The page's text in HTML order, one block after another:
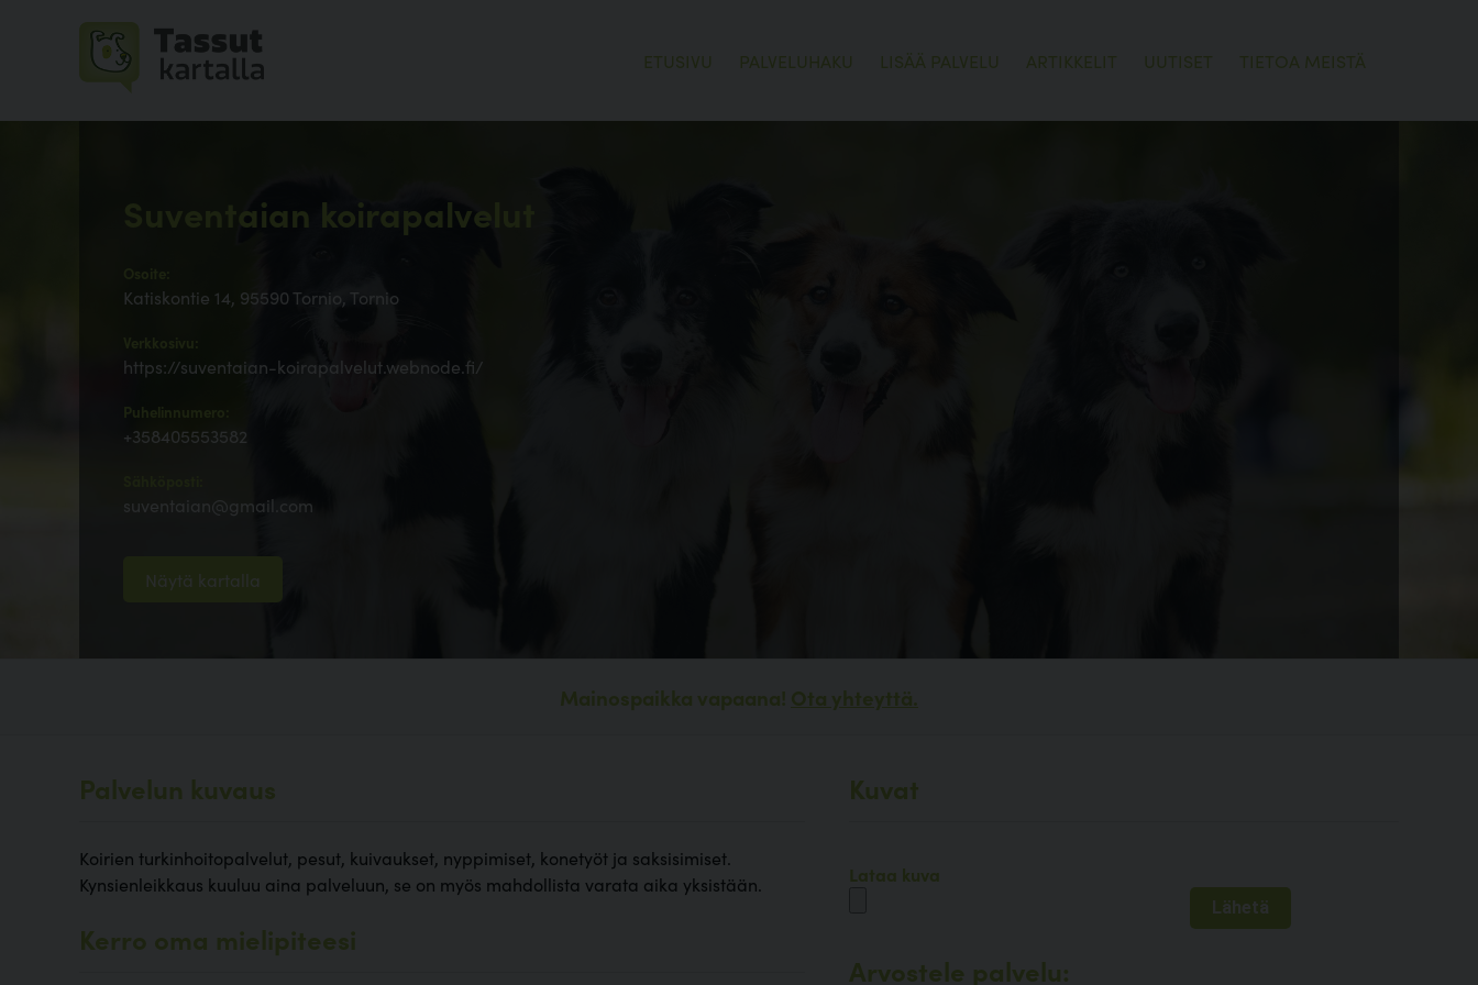
ETUSIVU PALVELUHAKU LISÄÄ PALVELU ARTIKKELIT UUTISET TIETOA MEISTÄ
Suventaian koirapalvelut
Katiskontie 14, 95590 Tornio, Tornio
https://suventaian-koirapalvelut.webnode.fi/
Puhelinnumero:
+358405553582
suventaian@gmail.com
Näytä kartalla
Mainospaikka vapaana! Ota yhteyttä.
Palvelun kuvaus
Koirien turkinhoitopalvelut, pesut, kuivaukset, nyppimiset, konetyöt ja saksisimiset.
Kynsienleikkaus kuuluu aina palveluun, se on myös mahdollista varata aika yksistään.
Kerro oma mielipiteesi
Kuvat
Lataa kuva
Arvostele palvelu: